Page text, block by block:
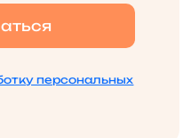
персональных